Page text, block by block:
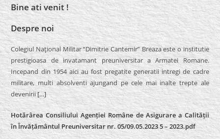
Bine ati venit !
Despre noi
Colegiul Naţional Militar “Dimitrie Cantemir” Breaza este o institutie
prestigioasa de invatamant preuniversitar a Armatei Romane.
Incepand din 1954 aici au fost pregatite generatii intregi de cadre
militare, multi absolventi ajungand pe cele mai inalte trepte ale
devenirii[…]
Hotărârea Consiliului Agenției Române de Asigurare a Calității
în Învățământul Preuniversitar nr. 05/09.05.2023 5 – 2023.pdf